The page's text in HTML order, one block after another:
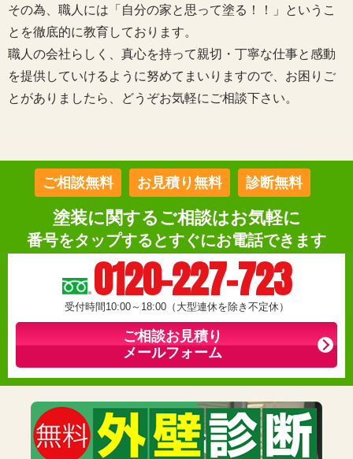
その為、職人には「自分の家と思って塗る！！」というこ
とを徹底的に教育しております。
職人の会社らしく、真心を持って親切・丁寧な仕事と感動
を提供していけるように努めてまいりますので、お困りご
とがありましたら、どうぞお気軽にご相談下さい。
ご相談無料 お見積り無料 診断無料
塗装に関するご相談はお気軽に
番号をタップするとすぐにお電話できます
0120-227-723
受付時間10:00～18:00（大型連休を除き不定休）
ご相談お見積り
メールフォーム